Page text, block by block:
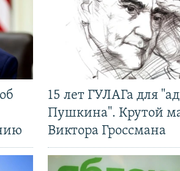
15 лет ГУЛАГа для
Пушкина". Крутой
Виктора Гроссмана